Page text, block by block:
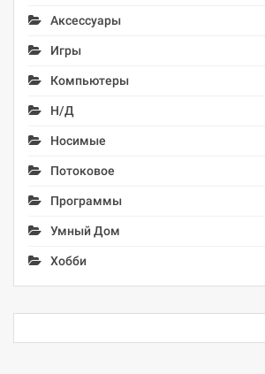
Аксессуары
Игры
Компьютеры
Н/Д
Носимые
Потоковое
Программы
Умный Дом
Хобби